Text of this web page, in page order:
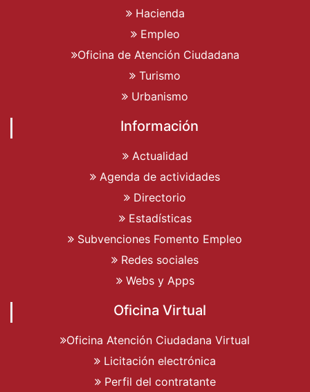
Hacienda
Empleo
Oficina de Atención Ciudadana
Turismo
Urbanismo
Información
Actualidad
Agenda de actividades
Directorio
Estadísticas
Subvenciones Fomento Empleo
Redes sociales
Webs y Apps
Oficina Virtual
Oficina Atención Ciudadana Virtual
Licitación electrónica
Perfil del contratante